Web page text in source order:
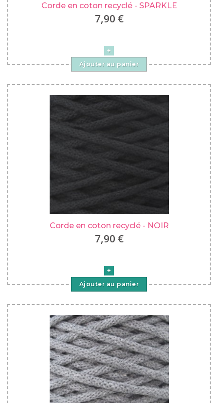
Corde en coton recyclé - SPARKLE
7,90 €
Ajouter au panier
Corde en coton recyclé - NOIR
7,90 €
Ajouter au panier